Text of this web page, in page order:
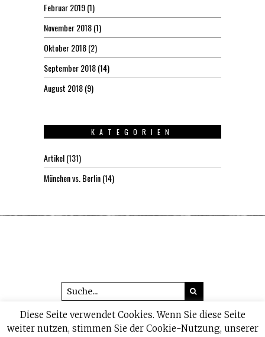
Februar 2019(1)
November 2018(1)
Oktober 2018(2)
September 2018(14)
August 2018(9)
KATEGORIEN
Artikel(131)
München vs. Berlin(14)
© 2026 headline1.de
Diese Seite verwendet Cookies. Wenn Sie diese Seite
weiter nutzen, stimmen Sie der Cookie-Nutzung, unserer